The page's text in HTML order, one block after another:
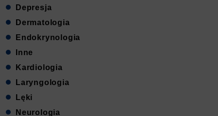
Depresja
Dermatologia
Endokrynologia
Inne
Kardiologia
Laryngologia
Lęki
Neurologia